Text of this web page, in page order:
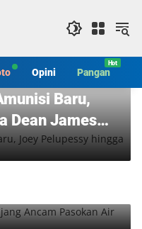
Opini Pangan
Baru,
Dean James
Ancam Pasokan Air